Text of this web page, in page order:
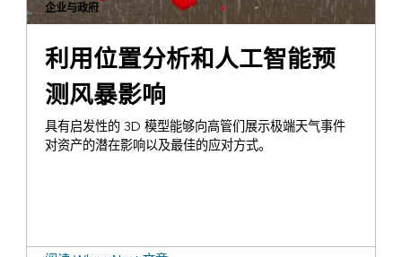
企业与政府
利用位置分析和人工智能预
测风暴影响
具有启发性的 3D 模型能够向高管们展示极端天气事件
对资产的潜在影响以及最佳的应对方式。